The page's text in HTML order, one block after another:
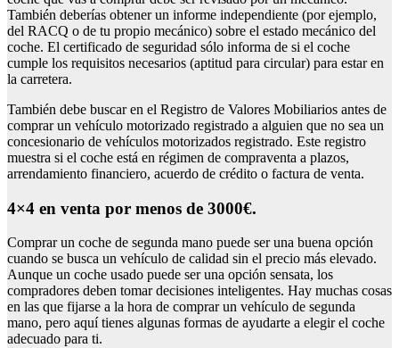
También deberías obtener un informe independiente (por ejemplo,
del RACQ o de tu propio mecánico) sobre el estado mecánico del
coche. El certificado de seguridad sólo informa de si el coche
cumple los requisitos necesarios (aptitud para circular) para estar en
la carretera.
También debe buscar en el Registro de Valores Mobiliarios antes de
comprar un vehículo motorizado registrado a alguien que no sea un
concesionario de vehículos motorizados registrado. Este registro
muestra si el coche está en régimen de compraventa a plazos,
arrendamiento financiero, acuerdo de crédito o factura de venta.
4×4 en venta por menos de 3000€.
Comprar un coche de segunda mano puede ser una buena opción
cuando se busca un vehículo de calidad sin el precio más elevado.
Aunque un coche usado puede ser una opción sensata, los
compradores deben tomar decisiones inteligentes. Hay muchas cosas
en las que fijarse a la hora de comprar un vehículo de segunda
mano, pero aquí tienes algunas formas de ayudarte a elegir el coche
adecuado para ti.